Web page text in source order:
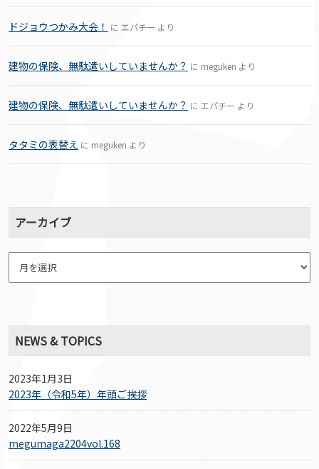
ドジョウつかみ大会！ に エパチー より
建物の保険、無駄遣いしていませんか？ に meguken より
建物の保険、無駄遣いしていませんか？ に エパチー より
タタミの表替え に meguken より
アーカイブ
NEWS & TOPICS
2023年1月3日
2023年（令和5年）年頭ご挨拶
2022年5月9日
megumaga2204vol.168